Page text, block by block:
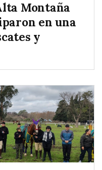
Montaña
en una
y